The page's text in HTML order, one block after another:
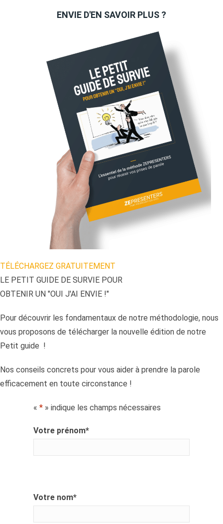
ENVIE D'EN SAVOIR PLUS ?
TÉLÉCHARGEZ GRATUITEMENT
LE PETIT GUIDE DE SURVIE POUR
OBTENIR UN "OUI J'AI ENVIE !"
Pour découvrir les fondamentaux de notre méthodologie, nous
vous proposons de télécharger la nouvelle édition de notre
Petit guide !
Nos conseils concrets pour vous aider à prendre la parole
efficacement en toute circonstance !
«* » indique les champs nécessaires
Votre prénom*
Votre nom*